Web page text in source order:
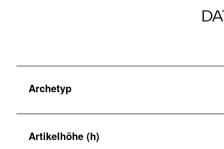
Archetyp
Artikelhöhe (h)